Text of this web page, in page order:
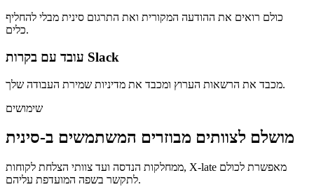
כולם רואים את ההודעה המקורית ואת התרגום סינית מבלי להחליף
כלים.
עובד עם בקרות Slack
מכבד את הרשאות הערוץ ומכבד את מדיניות שמירת העבודה שלך.
שימושים
מושלם לצוותים מבוזרים המשתמשים ב-סינית
ממחלקות הנדסה ועד צוותי הצלחת לקוחות, X-late מאפשרת לכולם
לתקשר בשפה המועדפת עליהם.